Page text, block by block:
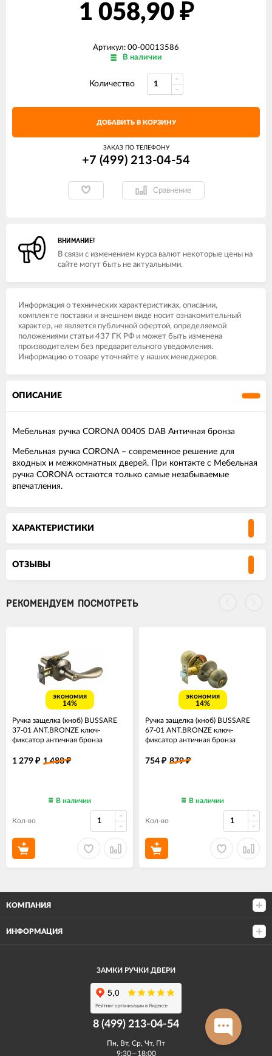
1 058,90 ₽
Артикул: 00-00013586
В наличии
Количество
ДОБАВИТЬ В КОРЗИНУ
ЗАКАЗ ПО ТЕЛЕФОНУ
+7 (499) 213-04-54​
Сравнение
ВНИМАНИЕ!
В связи с изменением курса валют некоторые цены на
сайте могут быть не актуальными.
Информация о технических характеристиках, описании,
комплекте поставки и внешнем виде носит ознакомительный
характер, не является публичной офертой, определяемой
положениями статьи 437 ГК РФ и может быть изменена
производителем без предварительного уведомления.
Информацию о товаре уточняйте у наших менеджеров.
ОПИСАНИЕ
Мебельная ручка CORONA 0040S DAB Античная бронза
Мебельная ручка CORONA – современное решение для
входных и межкомнатных дверей. При контакте с Мебельная
ручка CORONA остаются только самые незабываемые
впечатления.
ХАРАКТЕРИСТИКИ
ОТЗЫВЫ
РЕКОМЕНДУЕМ ПОСМОТРЕТЬ
экономия
14%
Ручка защелка (кноб) BUSSARE
37-01 ANT.BRONZE ключ-
фиксатор античная бронза
1 279 ₽ 1 488₽
В наличии
Кол-во
экономия
14%
Ручка защелка (кноб) BUSSARE
67-01 ANT.BRONZE ключ-
фиксатор античная бронза
754 ₽ 879₽
В наличии
Кол-во
КОМПАНИЯ
ИНФОРМАЦИЯ
ЗАМКИ РУЧКИ ДВЕРИ
8 (499) 213-04-54​
Пн, Вт, Ср, Чт, Пт
9:30—18:00